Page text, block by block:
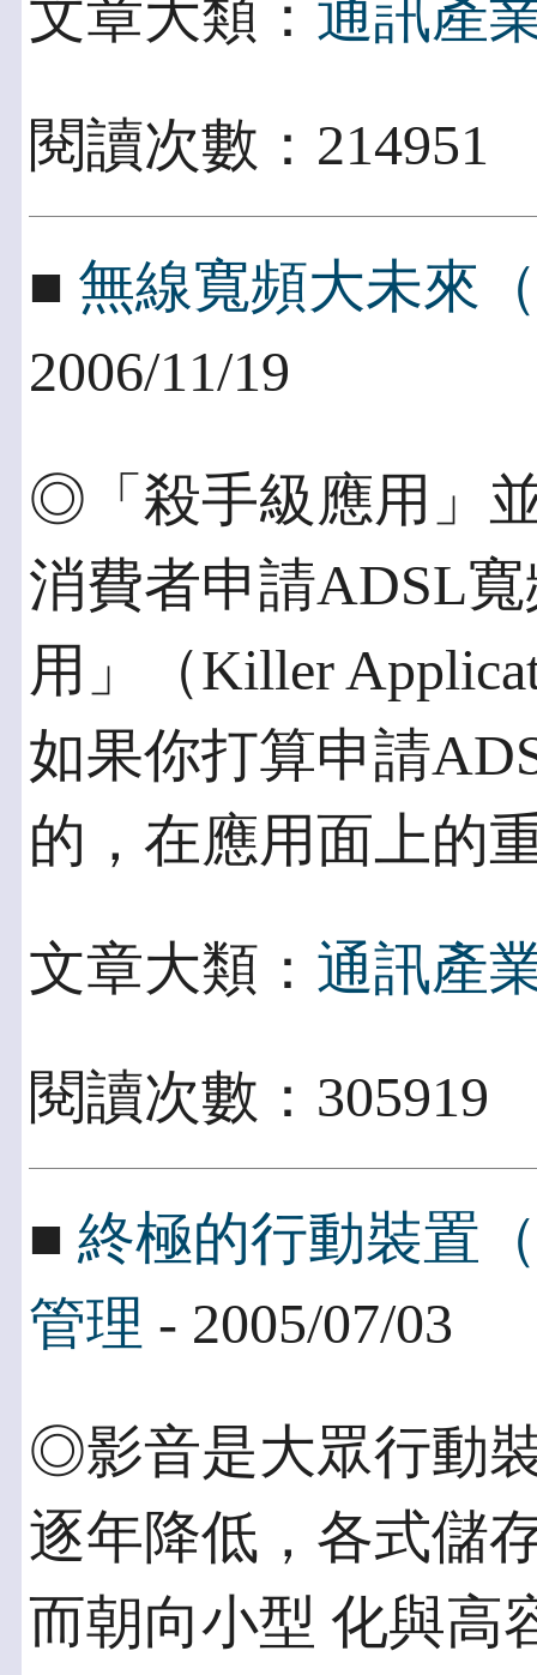
文章大類： 通訊產
閱讀次數：
■ 無線寬頻大未來
2006/11/19
◎「殺手級應用」
消費者申請ADSL
用」（Killer
如果你打算申請
的，在應用面上的
文章大類： 通訊產
閱讀次數：
■ 終極的行動裝置
管理 - 2005/07/03
◎影音是大眾行動
逐年降低，各式儲
而朝向小型 化與高